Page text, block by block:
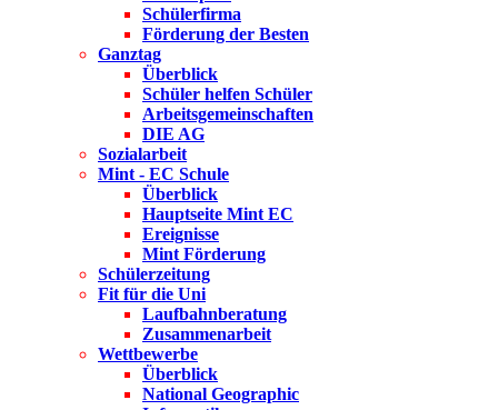
Schülerfirma
Förderung der Besten
Ganztag
Überblick
Schüler helfen Schüler
Arbeitsgemeinschaften
DIE AG
Sozialarbeit
Mint - EC Schule
Überblick
Hauptseite Mint EC
Ereignisse
Mint Förderung
Schülerzeitung
Fit für die Uni
Laufbahnberatung
Zusammenarbeit
Wettbewerbe
Überblick
National Geographic